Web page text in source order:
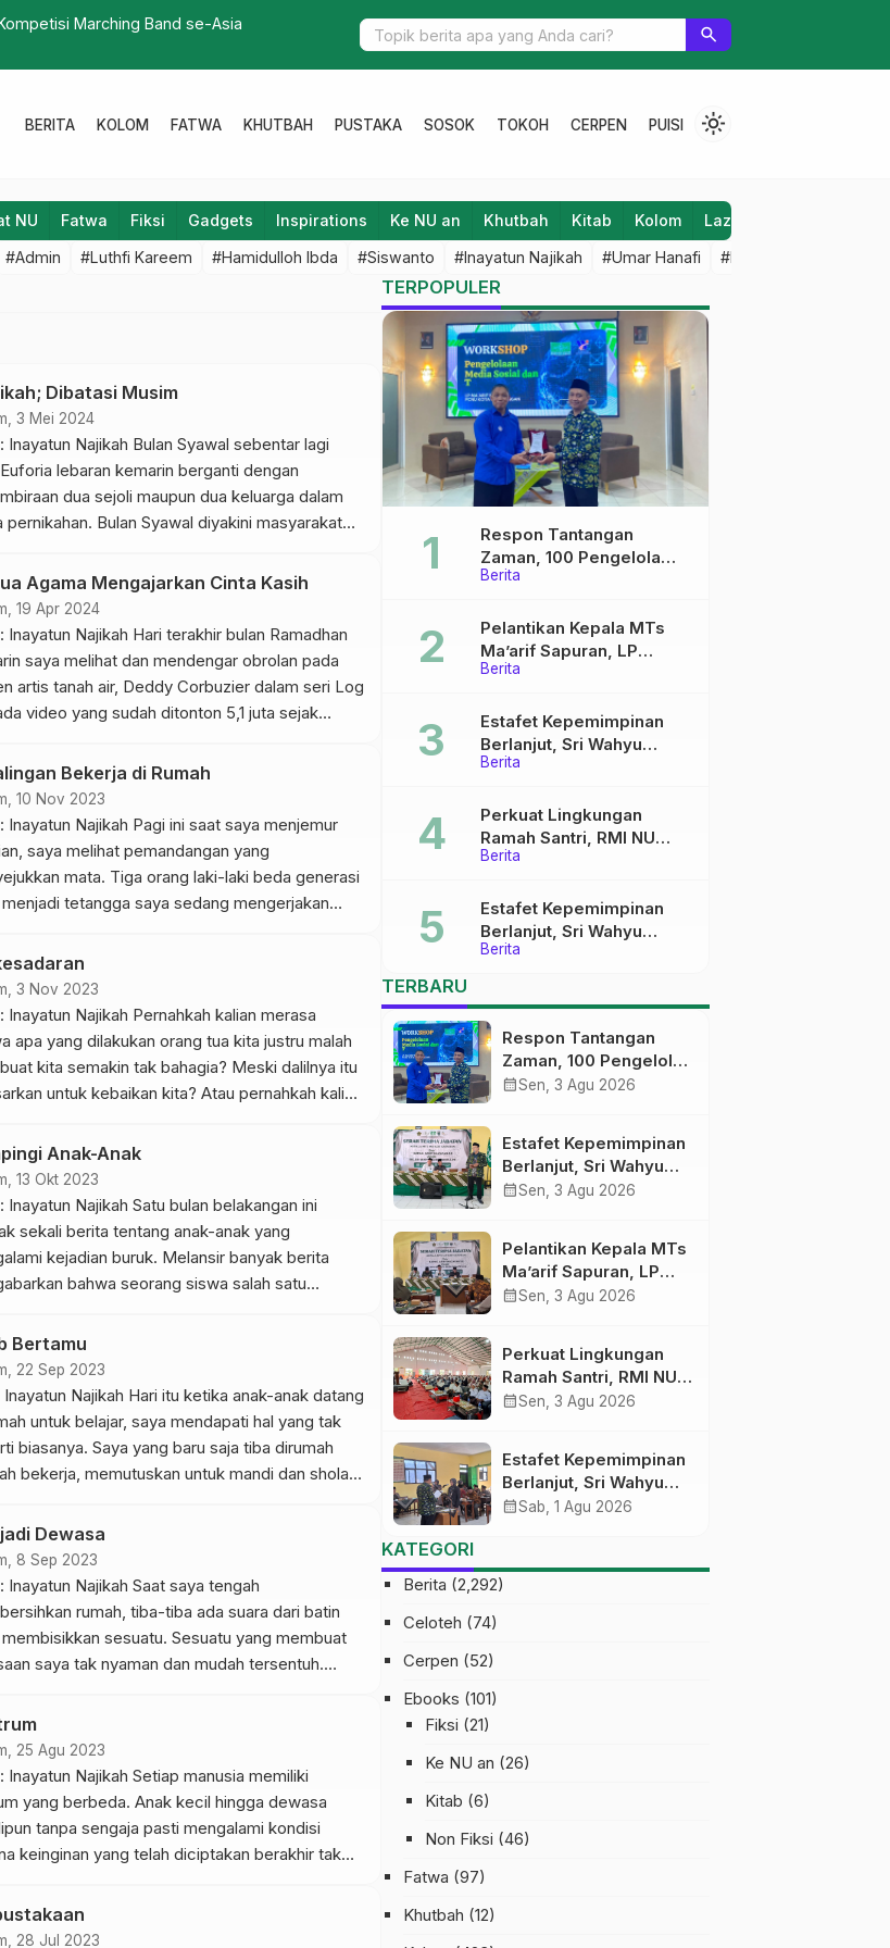
Marching Band se-Asia Kios Kaffah, Pusatnya Perlengkapan Haji dan Oleh-Oleh Khas Pati
search
BERITA KOLOM FATWA KHUTBAH PUSTAKA SOSOK TOKOH CERPEN PUISI light_mode
NU Fatwa Fiksi Gadgets Inspirations Ke NU an Khutbah Kitab Kolom Laziz NU
#Admin #Luthfi Kareem #Hamidulloh Ibda #Siswanto #Inayatun Najikah #Umar Hanafi #M Iqbal Dawami
Dibatasi Musim
3 Mei 2024
Inayatun Najikah Bulan Syawal sebentar lagi
lebaran kemarin berganti dengan
dua sejoli maupun dua keluarga dalam
pernikahan. Bulan Syawal diyakini masyarakat
Salah satunya pernikahan. Menikah di bulan
diyakini akan mendatangkan keberkahan dan
dilimpahi kebahagiaan. Maka tak heran
mulai […]
Agama Mengajarkan Cinta Kasih
19 Apr 2024
Inayatun Najikah Hari terakhir bulan Ramadhan
saya melihat dan mendengar obrolan pada
artis tanah air, Deddy Corbuzier dalam seri Log
video yang sudah ditonton 5,1 juta sejak
Seorang pemuka 6 agama berkumpul dan
bersama soal toleransi, Indonesia, dan
dalam sudut pandang […]
Bekerja di Rumah
10 Nov 2023
Inayatun Najikah Pagi ini saat saya menjemur
saya melihat pemandangan yang
mata. Tiga orang laki-laki beda generasi
tetangga saya sedang mengerjakan
terlihat begitu enjoy mengerjakan pekerjaan
tersematkan hanya untuk perempuan itu.
menyaksikan itu saya mengulas senyum.
dilingkungan […]
3 Nov 2023
Inayatun Najikah Pernahkah kalian merasa
apa yang dilakukan orang tua kita justru malah
kita semakin tak bahagia? Meski dalilnya itu
untuk kebaikan kita? Atau pernahkah kalian
tua karena menganggap kita sudah dewasa dan
bisa mengabulkan segala keinginan
Salah satu yang menurut saya beban […]
Anak-Anak
13 Okt 2023
Inayatun Najikah Satu bulan belakangan ini
sekali berita tentang anak-anak yang
kejadian buruk. Melansir banyak berita
bahwa seorang siswa salah satu
di Kabupaten Cilacap dua orang siswa
tersangka kasus penganiayaan kepada
temannya sendiri yang sempat viral di jagat
Dan […]
Bertamu
22 Sep 2023
Inayatun Najikah Hari itu ketika anak-anak datang
untuk belajar, saya mendapati hal yang tak
biasanya. Saya yang baru saja tiba dirumah
bekerja, memutuskan untuk mandi dan sholat
Saat itu saya tengah selesai melakukan
sholat maghrib tiba-tiba ada yang memanggil
Dalam batin […]
Dewasa
8 Sep 2023
Inayatun Najikah Saat saya tengah
rumah, tiba-tiba ada suara dari batin
sesuatu. Sesuatu yang membuat
saya tak nyaman dan mudah tersentuh.
sesuatu secara berlebih. Istilah
mengatakan bahwa manusia adalah makhluk
Dimana dalam menjalani kehidupan ini mereka
membutuhkan […]
25 Agu 2023
Inayatun Najikah Setiap manusia memiliki
yang berbeda. Anak kecil hingga dewasa
tanpa sengaja pasti mengalami kondisi
keinginan yang telah diciptakan berakhir tak
marah, menangis yang berlebih, atau
barang. Tantrum tersebut bisa terjadi
28 Jul 2023
TERPOPULER
Berita
Respon Tantangan
Zaman, 100 Pengelola
Medsos Sekolah Ma’arif
Pelatihan Literasi Digital
Berita
Pelantikan Kepala MTs
Ma’arif Sapuran, LP
Ma’arif NU Wonosobo
Kepemimpinan Nahdliyah
Berita
Estafet Kepemimpinan
Berlanjut, Sri Wahyu
Susilowati Resmi Pimpin
Berita
Perkuat Lingkungan
Ramah Santri, RMI NU
Gelar ‘Sambang
Berita
Estafet Kepemimpinan
Berlanjut, Sri Wahyu
Susilowati Resmi Pimpin
TERBARU
Respon Tantangan
Zaman, 100 Pengelola
Medsos Sekolah
Digital
calendar_monthSen, 3 Agu 2026
Estafet Kepemimpinan
Berlanjut, Sri Wahyu
Susilowati Resmi
calendar_monthSen, 3 Agu 2026
Pelantikan Kepala MTs
Ma’arif Sapuran, LP
Ma’arif NU Wonosobo
Kepemimpinan
Nahdliyah
calendar_monthSen, 3 Agu 2026
Perkuat Lingkungan
Ramah Santri, RMI NU
Gelar ‘Sambang
calendar_monthSen, 3 Agu 2026
Estafet Kepemimpinan
Berlanjut, Sri Wahyu
Susilowati Resmi
calendar_monthSab, 1 Agu 2026
KATEGORI
Berita (2,292)
Celoteh (74)
Cerpen (52)
Ebooks (101)
Fiksi (21)
Ke NU an (26)
Kitab (6)
Non Fiksi (46)
Fatwa (97)
Khutbah (12)